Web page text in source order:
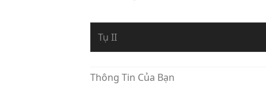
Thông Tin Của Bạn